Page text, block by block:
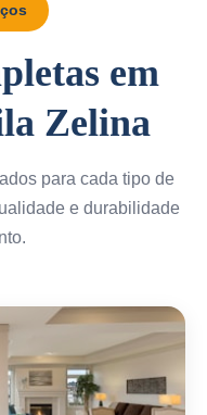
em
Zelina
para cada tipo de
e durabilidade